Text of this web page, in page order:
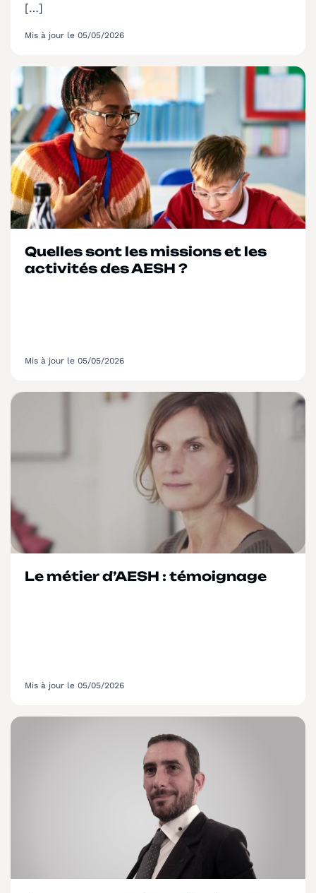
[…]
Mis à jour le 05/05/2026
Quelles sont les missions et les
activités des AESH ?
Mis à jour le 05/05/2026
Le métier d’AESH : témoignage
Mis à jour le 05/05/2026